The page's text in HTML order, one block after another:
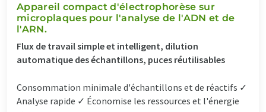
Appareil compact d'électrophorèse sur
microplaques pour l'analyse de l'ADN et de
l'ARN.
Flux de travail simple et intelligent, dilution
automatique des échantillons, puces réutilisables
Consommation minimale d'échantillons et de réactifs ✓
Analyse rapide ✓ Économise les ressources et l'énergie